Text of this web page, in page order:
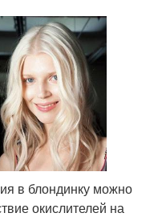
в блондинку можно
окислителей на